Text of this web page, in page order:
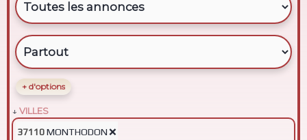
+ d'options
VILLES
37110 MONTHODON❌